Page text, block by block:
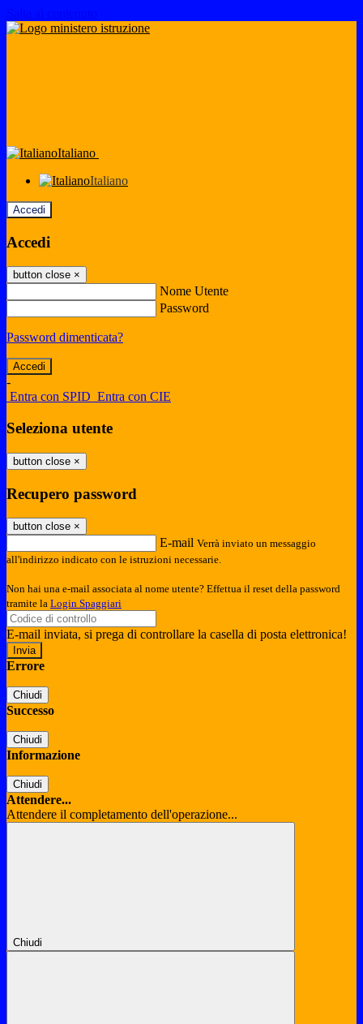
Italiano
Italiano
Accedi
Accedi
button close ×
Nome Utente
Password
Password dimenticata?
-
Entra con SPID Entra con CIE
Seleziona utente
button close ×
Recupero password
button close ×
E-mail Verrà inviato un messaggio
all'indirizzo indicato con le istruzioni necessarie.
Non hai una e-mail associata al nome utente? Effettua il reset della password
tramite la Login Spaggiari
E-mail inviata, si prega di controllare la casella di posta elettronica!
Errore
Chiudi
Successo
Chiudi
Informazione
Chiudi
Attendere...
Attendere il completamento dell'operazione...
Chiudi